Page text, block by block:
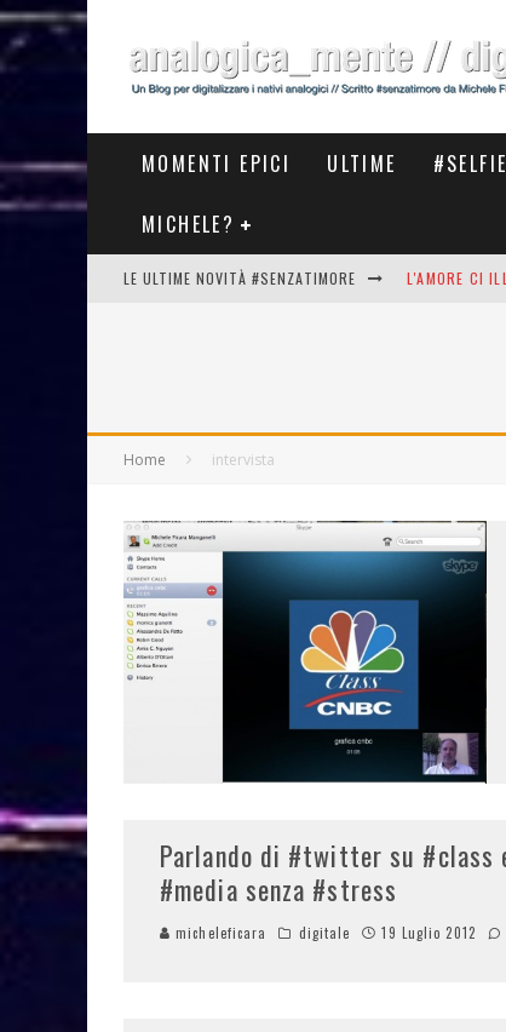
MOMENTI EPICI ULTIME
MICHELE?
LE ULTIME NOVITÀ #SENZATIMORE L'AMORE CI
THE NEW
Home intervista
Parlando di #twitter su #class
#media senza #stress
micheleficara digitale 19 Luglio 2012